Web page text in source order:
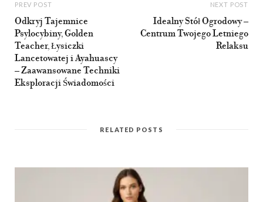
PREV POST
Odkryj Tajemnice
Psylocybiny, Golden
Teacher, Łysiczki
Lancetowatej i Ayahuascy
– Zaawansowane Techniki
Eksploracji Świadomości
NEXT POST
Idealny Stół Ogrodowy –
Centrum Twojego Letniego
Relaksu
RELATED POSTS